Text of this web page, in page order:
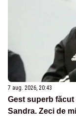
7 aug. 2026, 20:43
Gest superb
Sandra. Zeci de